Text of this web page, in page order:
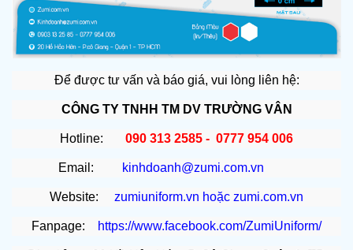
Để được tư vấn và báo giá, vui lòng liên hệ:
CÔNG TY TNHH TM DV TRƯỜNG VÂN
Hotline: 090 313 2585 - 0777 954 006
Email: kinhdoanh@zumi.com.vn
Website: zumiuniform.vn hoặc zumi.com.vn
Fanpage: https://www.facebook.com/ZumiUniform/